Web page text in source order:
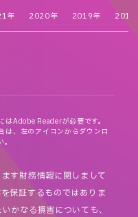
年 2020年 2019年 2018
はAdobe Readerが必要です。
は、左のアイコンからダウンロ
す財務情報に関しまして
保証するものではありま
かなる損害についても、